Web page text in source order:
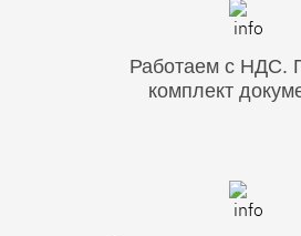
Работаем с НДС.
комплект